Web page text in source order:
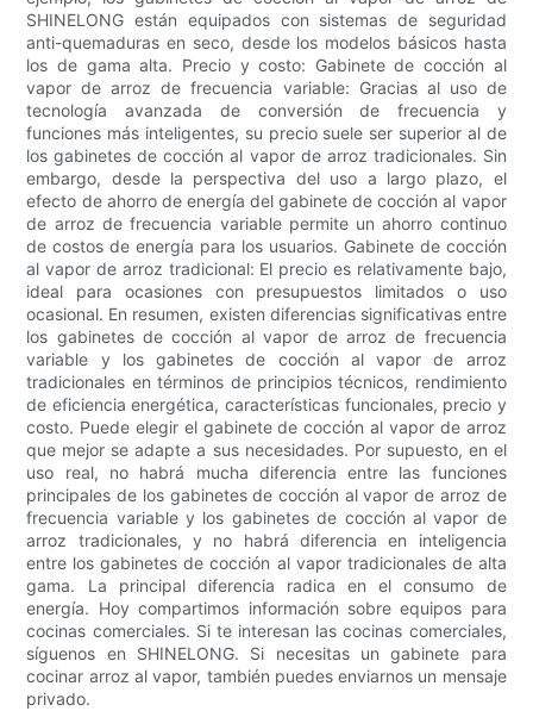
SHINELONG están equipados con sistemas de seguridad
anti-quemaduras en seco, desde los modelos básicos hasta
los de gama alta. Precio y costo: Gabinete de cocción al
vapor de arroz de frecuencia variable: Gracias al uso de
tecnología avanzada de conversión de frecuencia y
funciones más inteligentes, su precio suele ser superior al de
los gabinetes de cocción al vapor de arroz tradicionales. Sin
embargo, desde la perspectiva del uso a largo plazo, el
efecto de ahorro de energía del gabinete de cocción al vapor
de arroz de frecuencia variable permite un ahorro continuo
de costos de energía para los usuarios. Gabinete de cocción
al vapor de arroz tradicional: El precio es relativamente bajo,
ideal para ocasiones con presupuestos limitados o uso
ocasional. En resumen, existen diferencias significativas entre
los gabinetes de cocción al vapor de arroz de frecuencia
variable y los gabinetes de cocción al vapor de arroz
tradicionales en términos de principios técnicos, rendimiento
de eficiencia energética, características funcionales, precio y
costo. Puede elegir el gabinete de cocción al vapor de arroz
que mejor se adapte a sus necesidades. Por supuesto, en el
uso real, no habrá mucha diferencia entre las funciones
principales de los gabinetes de cocción al vapor de arroz de
frecuencia variable y los gabinetes de cocción al vapor de
arroz tradicionales, y no habrá diferencia en inteligencia
entre los gabinetes de cocción al vapor tradicionales de alta
gama. La principal diferencia radica en el consumo de
energía. Hoy compartimos información sobre equipos para
cocinas comerciales. Si te interesan las cocinas comerciales,
síguenos en SHINELONG. Si necesitas un gabinete para
cocinar arroz al vapor, también puedes enviarnos un mensaje
privado.